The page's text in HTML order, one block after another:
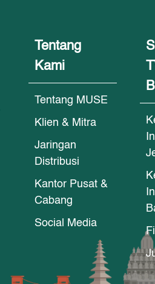
Tentang
Kami
Tentang MUSE
Klien & Mitra
Jaringan
Distribusi
Kantor Pusat &
Cabang
Social Media